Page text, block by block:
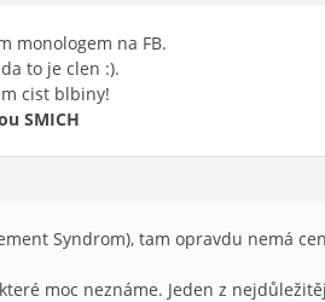
monologem na FB.
to je clen :).
cist blbiny!
SMICH
Syndrom), tam opravdu nemá
moc neznáme. Jeden z